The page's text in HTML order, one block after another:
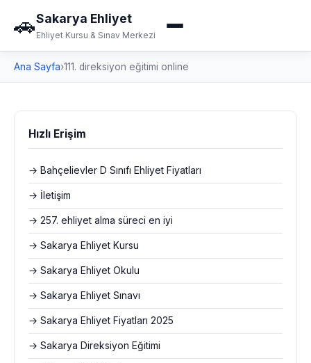
🚗Sakarya Ehliyet
Ehliyet Kursu & Sınav Merkezi
Ana Sayfa›111. direksiyon eğitimi online
Hızlı Erişim
→ Bahçelievler D Sınıfı Ehliyet Fiyatları
→ İletişim
→ 257. ehliyet alma süreci en iyi
→ Sakarya Ehliyet Kursu
→ Sakarya Ehliyet Okulu
→ Sakarya Ehliyet Sınavı
→ Sakarya Ehliyet Fiyatları 2025
→ Sakarya Direksiyon Eğitimi